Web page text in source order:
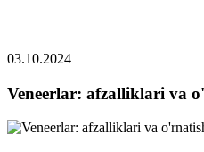
03.10.2024
Veneerlar: afzalliklari va